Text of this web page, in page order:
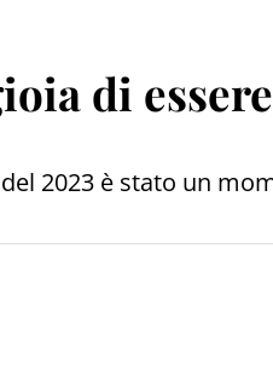
di
2023 è stato un